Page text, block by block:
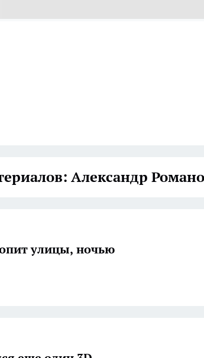
Александр
улицы, ночью